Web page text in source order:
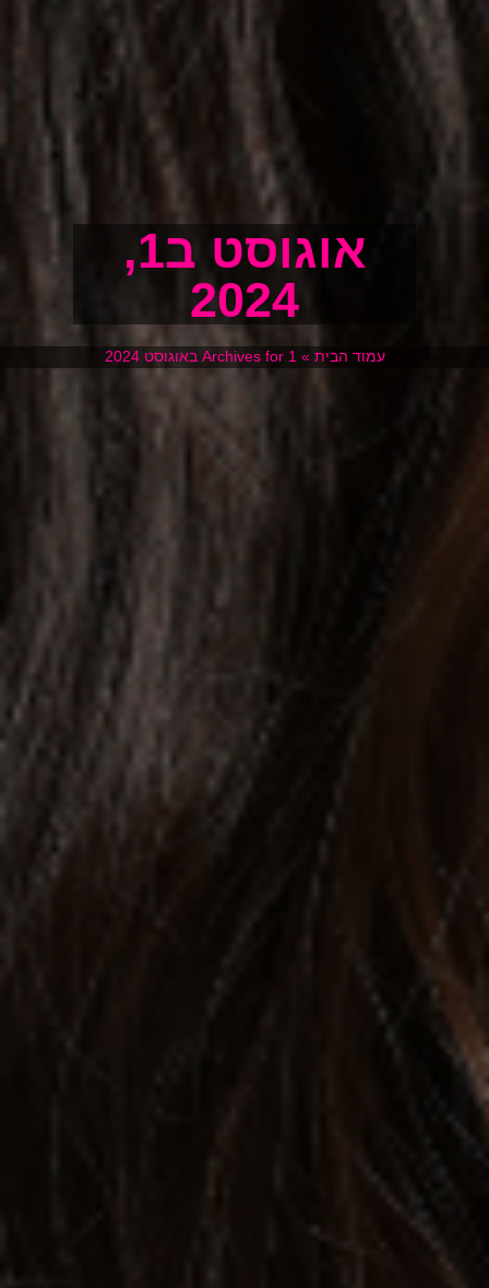
אוגוסט ב1,
2024
עמוד הבית»Archives for 1 באוגוסט 2024